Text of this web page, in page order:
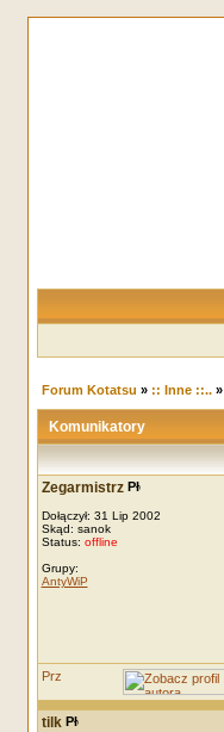
Forum Kotatsu » :: Inne ::..»
Komunikatory
Zegarmistrz
Dołączył: 31 Lip 2002
Skąd: sanok
Status: offline
Grupy:
AntyWiP
tilk